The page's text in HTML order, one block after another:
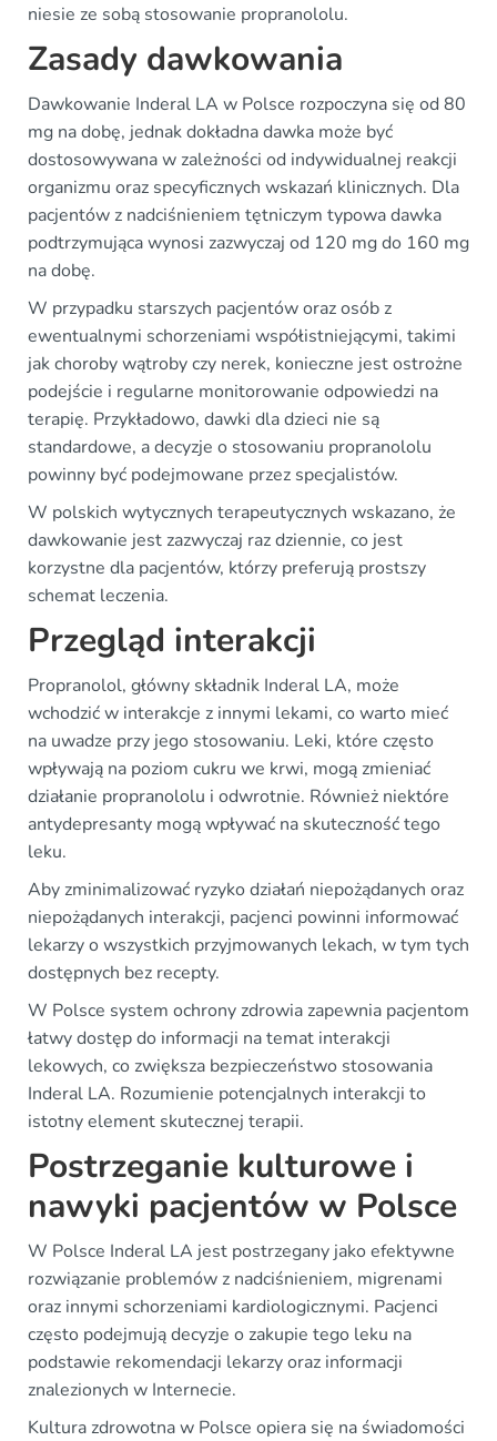
niesie ze sobą stosowanie propranololu.
Zasady dawkowania
Dawkowanie Inderal LA w Polsce rozpoczyna się od 80
mg na dobę, jednak dokładna dawka może być
dostosowywana w zależności od indywidualnej reakcji
organizmu oraz specyficznych wskazań klinicznych. Dla
pacjentów z nadciśnieniem tętniczym typowa dawka
podtrzymująca wynosi zazwyczaj od 120 mg do 160 mg
na dobę.
W przypadku starszych pacjentów oraz osób z
ewentualnymi schorzeniami współistniejącymi, takimi
jak choroby wątroby czy nerek, konieczne jest ostrożne
podejście i regularne monitorowanie odpowiedzi na
terapię. Przykładowo, dawki dla dzieci nie są
standardowe, a decyzje o stosowaniu propranololu
powinny być podejmowane przez specjalistów.
W polskich wytycznych terapeutycznych wskazano, że
dawkowanie jest zazwyczaj raz dziennie, co jest
korzystne dla pacjentów, którzy preferują prostszy
schemat leczenia.
Przegląd interakcji
Propranolol, główny składnik Inderal LA, może
wchodzić w interakcje z innymi lekami, co warto mieć
na uwadze przy jego stosowaniu. Leki, które często
wpływają na poziom cukru we krwi, mogą zmieniać
działanie propranololu i odwrotnie. Również niektóre
antydepresanty mogą wpływać na skuteczność tego
leku.
Aby zminimalizować ryzyko działań niepożądanych oraz
niepożądanych interakcji, pacjenci powinni informować
lekarzy o wszystkich przyjmowanych lekach, w tym tych
dostępnych bez recepty.
W Polsce system ochrony zdrowia zapewnia pacjentom
łatwy dostęp do informacji na temat interakcji
lekowych, co zwiększa bezpieczeństwo stosowania
Inderal LA. Rozumienie potencjalnych interakcji to
istotny element skutecznej terapii.
Postrzeganie kulturowe i
nawyki pacjentów w Polsce
W Polsce Inderal LA jest postrzegany jako efektywne
rozwiązanie problemów z nadciśnieniem, migrenami
oraz innymi schorzeniami kardiologicznymi. Pacjenci
często podejmują decyzje o zakupie tego leku na
podstawie rekomendacji lekarzy oraz informacji
znalezionych w Internecie.
Kultura zdrowotna w Polsce opiera się na świadomości